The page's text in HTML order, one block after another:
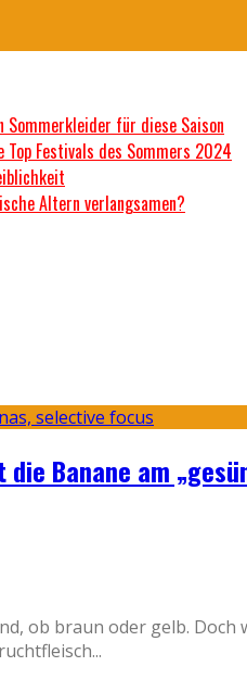
Sommerkleider für diese Saison
Top Festivals des Sommers 2024
Altern verlangsamen?
Banane am
ob braun oder gelb.
...